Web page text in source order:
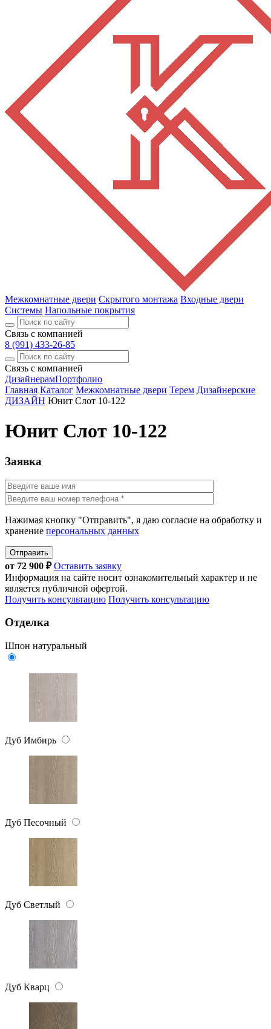
Межкомнатные двери Скрытого монтажа Входные двери
Системы Напольные покрытия
Связь с компанией
8 (991) 433-26-85
Связь с компанией
ДизайнерамПортфолио
Главная Каталог Межкомнатные двери Терем Дизайнерские
ДИЗАЙН Юнит Слот 10-122
Юнит Слот 10-122
Заявка
Нажимая кнопку "Отправить", я даю согласие на обработку и
хранение персональных данных
Отправить
от 72 900 ₽Оставить заявку
Информация на сайте носит ознакомительный характер и не
является публичной офертой.
Получить консультацию Получить консультацию
Отделка
Шпон натуральный
Дуб Имбирь
Дуб Песочный
Дуб Светлый
Дуб Кварц